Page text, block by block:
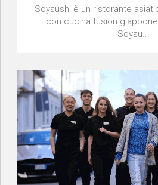
Soysushi è un ristorante
con cucina fusion
Soysu...